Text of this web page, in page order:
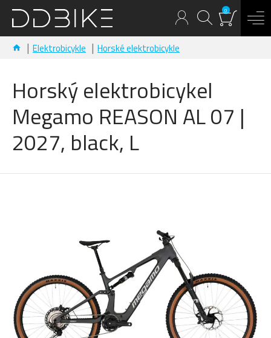
0
Elektrobicykle Horské elektrobicykle
Horský elektrobicykel
Megamo REASON AL 07 |
2027, black, L